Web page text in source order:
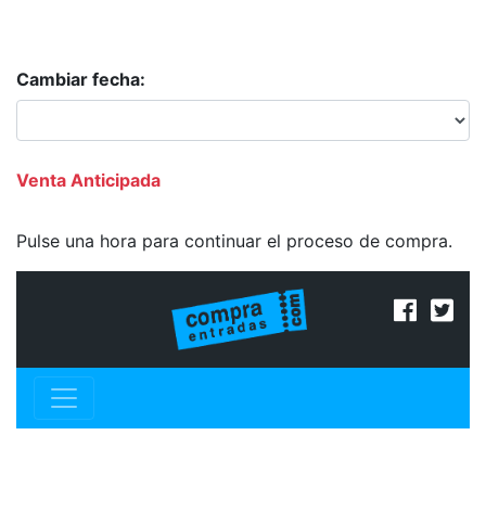
Cambiar fecha:
Venta Anticipada
Pulse una hora para continuar el proceso de compra.